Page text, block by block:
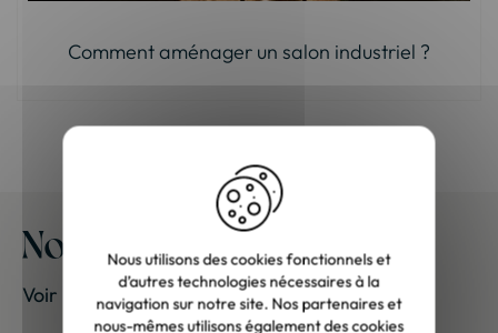
Comment aménager un salon industriel ?
Nos meubles chez vous
Voir les photos de nos clients
Nous utilisons des cookies fonctionnels et
d’autres technologies nécessaires à la
navigation sur notre site. Nos partenaires et
nous-mêmes utilisons également des cookies